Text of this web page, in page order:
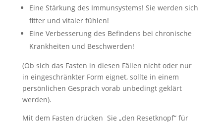
Eine Stärkung des Immunsystems! Sie werden sich
fitter und vitaler fühlen!
Eine Verbesserung des Befindens bei chronische
Krankheiten und Beschwerden!
(Ob sich das Fasten in diesen Fällen nicht oder nur
in eingeschränkter Form eignet, sollte in einem
persönlichen Gespräch vorab unbedingt geklärt
werden).
Mit dem Fasten drücken Sie „den Resetknopf“ für